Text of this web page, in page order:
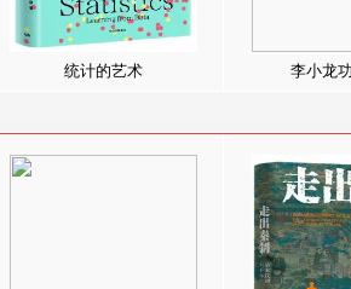
统计的艺术 李小龙